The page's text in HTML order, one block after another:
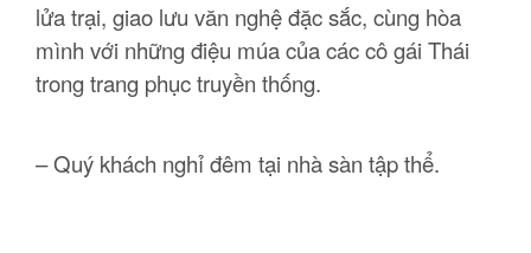
lửa trại, giao lưu văn nghệ đặc sắc, cùng hòa
mình với những điệu múa của các cô gái Thái
trong trang phục truyền thống.
– Quý khách nghỉ đêm tại nhà sàn tập thể.